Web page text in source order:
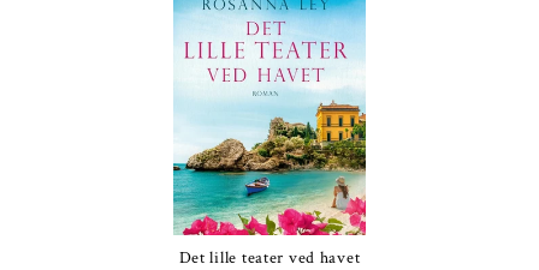
Det lille teater ved havet